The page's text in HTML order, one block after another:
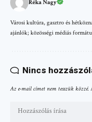
Réka Nagy
Városi kultúra, gasztro és
ajánlók; közösségi médiás
Nincs
Az e-mail címet nem tesszük közzé.